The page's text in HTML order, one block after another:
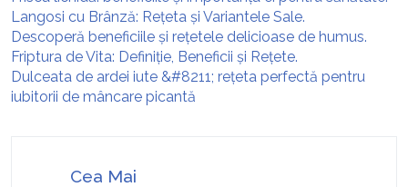
Langosi cu Brânză: Rețeta și Variantele Sale.
Descoperă beneficiile și rețetele delicioase de humus.
Friptura de Vita: Definiție, Beneficii și Rețete.
Dulceata de ardei iute &#8211; rețeta perfectă pentru
iubitorii de mâncare picantă
Cea Mai